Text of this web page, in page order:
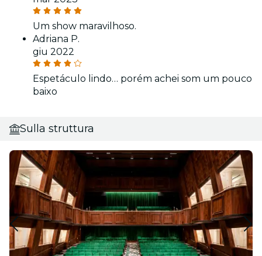
Um show maravilhoso.
Adriana P.
giu 2022
Espetáculo lindo… porém achei som um pouco
baixo
Sulla struttura